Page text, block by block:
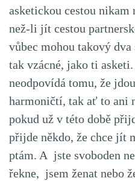
asketickou cestou nikam
než-li jít cestou
vůbec mohou takový
tak vzácné, jako ti
neodpovídá tomu, že
harmoničtí, tak ať to ani
pokud už v této době
přijde někdo, že chce jít
ptám. A jste svoboden
řekne, jsem ženat nebo